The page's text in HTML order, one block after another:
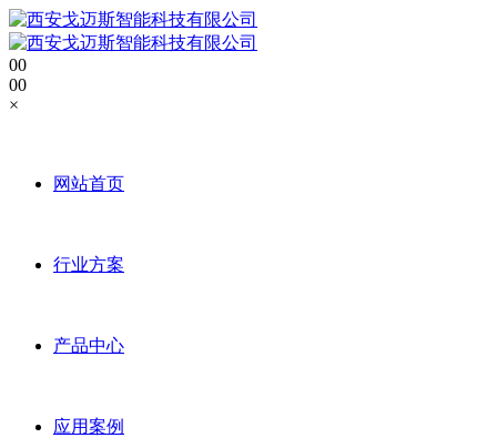
00
00
×
网站首页
行业方案
产品中心
应用案例